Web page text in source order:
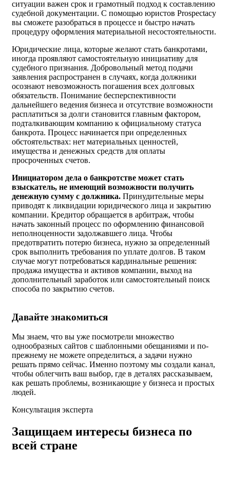
ситуации важен срок и грамотный подход к составлению
судебной документации. С помощью юристов Prospectacy
вы сможете разобраться в процессе и быстро начать
процедуру оформления материальной несостоятельности.
Юридические лица, которые желают стать банкротами,
иногда проявляют самостоятельную инициативу для
судебного признания. Добровольный метод подачи
заявления распространен в случаях, когда должники
осознают невозможность погашения всех долговых
обязательств. Понимание бесперспективности
дальнейшего ведения бизнеса и отсутствие возможности
расплатиться за долги становится главным фактором,
подталкивающим компанию к официальному статуса
банкрота. Процесс начинается при определенных
обстоятельствах: нет материальных ценностей,
имущества и денежных средств для оплаты
просроченных счетов.
Инициатором дела о банкротстве может стать
взыскатель, не имеющий возможности получить
денежную сумму с должника. Принудительные меры
приводят к ликвидации юридического лица и закрытию
компании. Кредитор обращается в арбитраж, чтобы
начать законный процесс по оформлению финансовой
неполноценности задолжавшего лица. Чтобы
предотвратить потерю бизнеса, нужно за определенный
срок выполнить требования по уплате долгов. В таком
случае могут потребоваться кардинальные решения:
продажа имущества и активов компании, выход на
дополнительный заработок или самостоятельный поиск
способа по закрытию счетов.
Давайте знакомиться
Мы знаем, что вы уже посмотрели множество
однообразных сайтов с шаблонными обещаниями и по-
прежнему не можете определиться, а задачи нужно
решать прямо сейчас. Именно поэтому мы создали канал,
чтобы облегчить ваш выбор, где в деталях рассказываем,
как решать проблемы, возникающие у бизнеса и простых
людей.
Консультация эксперта
Защищаем интересы бизнеса по
всей стране